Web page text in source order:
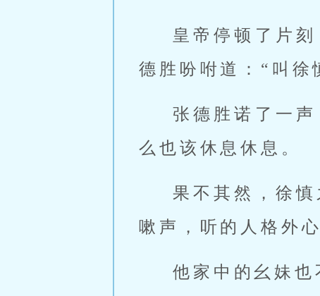
皇帝停顿了片
德胜吩咐道：“叫徐
张德胜诺了一
么也该休息休息。
果不其然，徐
嗽声，听的人格外心
他家中的幺妹也